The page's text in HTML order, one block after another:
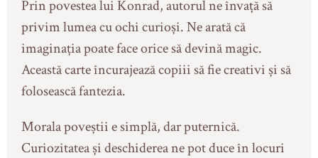
Prin povestea lui Konrad, autorul ne învață să
privim lumea cu ochi curioși. Ne arată că
imaginația poate face orice să devină magic.
Această carte încurajează copiii să fie creativi și să
folosească fantezia.
Morala poveștii e simplă, dar puternică.
Curiozitatea și deschiderea ne pot duce în locuri